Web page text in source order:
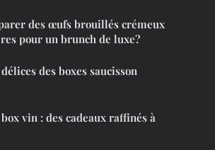
des œufs brouillés crémeux
pour un brunch de luxe?
des boxes saucisson
vin : des cadeaux raffinés à